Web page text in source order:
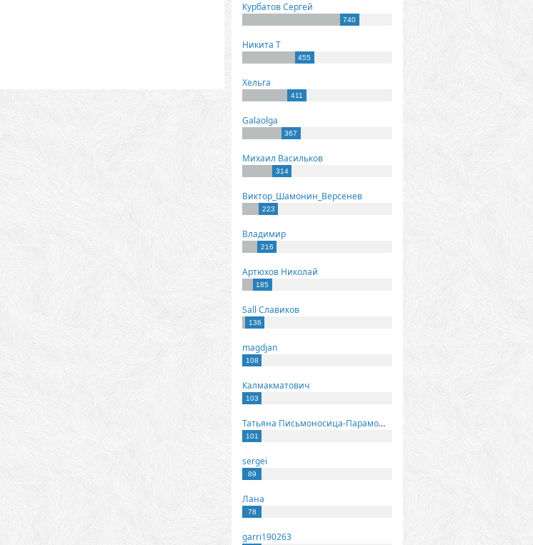
Курбатов Сергей
740
Никита Т
455
Хельга
411
Galaolga
367
Михаил Васильков
314
Виктор_Шамонин_Версенев
223
Владимир
216
Артюхов Николай
185
Sall Славиков
136
magdjan
108
Калмакматович
103
Татьяна Письмоносица-Парамонова
101
sergei
89
Лана
78
garri190263